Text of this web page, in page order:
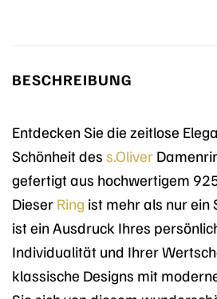
BESCHREIBUNG
Entdecken Sie die zeitlose
Schönheit des s.Oliver
gefertigt aus hochwertigem
Dieser Ring ist mehr als nur
ist ein Ausdruck Ihres
Individualität und Ihrer
klassische Designs mit